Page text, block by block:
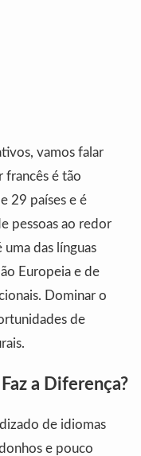
vamos falar
francês é tão
29 países e é
pessoas ao redor
das línguas
Europeia e de
Dominar o
de
a Diferença?
de idiomas
e pouco